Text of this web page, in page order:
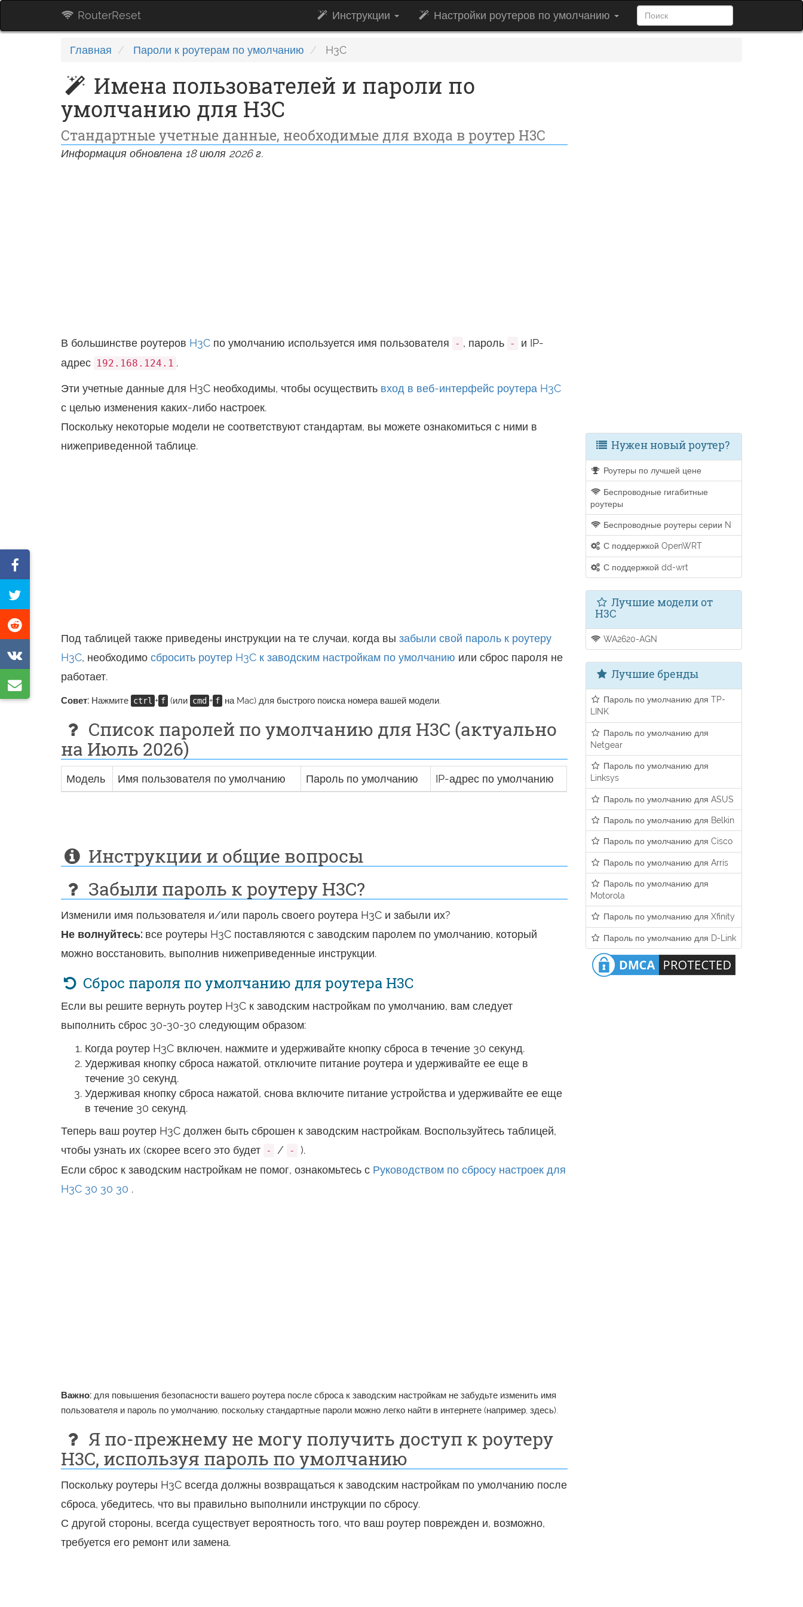
RouterReset Инструкции Настройки роутеров по умолчанию
Главная Пароли к роутерам по умолчанию H3C
Имена пользователей и пароли по
умолчанию для H3C
Стандартные учетные данные, необходимые для входа в роутер H3C
Информация обновлена 18 июля 2026 г.
В большинстве роутеров H3C по умолчанию используется имя пользователя - , пароль -
и IP-
адрес 192.168.124.1 .
Эти учетные данные для H3C необходимы, чтобы осуществить вход в веб-интерфейс роутера H3C
с целью изменения каких-либо настроек.
Поскольку некоторые модели не соответствуют стандартам, вы можете ознакомиться с ними в
нижеприведенной таблице.
Под таблицей также приведены инструкции на те случаи, когда вы забыли свой пароль к роутеру
H3C, необходимо сбросить роутер H3C к заводским настройкам по умолчанию или сброс пароля не
работает.
Совет: Нажмите ctrl + f (или cmd + f на Mac) для быстрого поиска номера вашей модели.
Список паролей по умолчанию для H3C (актуально
на Июль 2026)
Модель Имя пользователя по умолчанию Пароль по умолчанию IP-адрес по умолчанию
Инструкции и общие вопросы
Забыли пароль к роутеру H3C?
Изменили имя пользователя и/или пароль своего роутера H3C и забыли их?
Не волнуйтесь: все роутеры H3C поставляются с заводским паролем по умолчанию, который
можно восстановить, выполнив нижеприведенные инструкции.
Сброс пароля по умолчанию для роутера H3C
Если вы решите вернуть роутер H3C к заводским настройкам по умолчанию, вам следует
выполнить сброс 30-30-30 следующим образом:
Когда роутер H3C включен, нажмите и удерживайте кнопку сброса в течение 30 секунд.
Удерживая кнопку сброса нажатой, отключите питание роутера и удерживайте ее еще в
течение 30 секунд.
Удерживая кнопку сброса нажатой, снова включите питание устройства и удерживайте ее еще
в течение 30 секунд.
Теперь ваш роутер H3C должен быть сброшен к заводским настройкам. Воспользуйтесь таблицей,
чтобы узнать их (скорее всего это будет - / -
).
Если сброс к заводским настройкам не помог, ознакомьтесь с Руководством по сбросу настроек для
H3C 30 30 30 .
Важно: для повышения безопасности вашего роутера после сброса к заводским настройкам не забудьте изменить имя
пользователя и пароль по умолчанию, поскольку стандартные пароли можно легко найти в интернете (например, здесь).
Я по-прежнему не могу получить доступ к роутеру
H3C, используя пароль по умолчанию
Поскольку роутеры H3C всегда должны возвращаться к заводским настройкам по умолчанию после
сброса, убедитесь, что вы правильно выполнили инструкции по сбросу.
С другой стороны, всегда существует вероятность того, что ваш роутер поврежден и, возможно,
требуется его ремонт или замена.
в
эту
страницу
в
Reddit
Поделиться
в
VK
Поделиться
по
Нужен новый роутер?
Роутеры по лучшей цене
Беспроводные гигабитные
роутеры
Беспроводные роутеры серии N
С поддержкой OpenWRT
С поддержкой dd-wrt
Лучшие модели от
H3C
WA2620-AGN
Лучшие бренды
Пароль по умолчанию для TP-
LINK
Пароль по умолчанию для
Netgear
Пароль по умолчанию для
Linksys
Пароль по умолчанию для ASUS
Пароль по умолчанию для Belkin
Пароль по умолчанию для Cisco
Пароль по умолчанию для Arris
Пароль по умолчанию для
Motorola
Пароль по умолчанию для Xfinity
Пароль по умолчанию для D-Link